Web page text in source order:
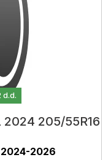
2024 205/55R16
2024-2026